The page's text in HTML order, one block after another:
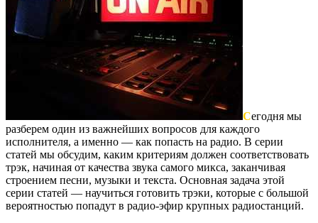
Сегодня мы
разберем один из важнейших вопросов для каждого
исполнителя, а именно — как попасть на радио. В серии
статей мы обсудим, каким критериям должен соответствовать
трэк, начиная от качества звука самого микса, заканчивая
строением песни, музыки и текста. Основная задача этой
серии статей — научиться готовить трэки, которые с большой
вероятностью попадут в радио-эфир крупных радиостанций.